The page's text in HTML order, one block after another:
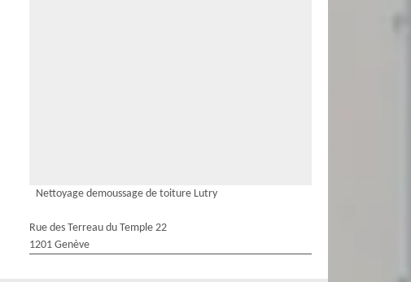
Nettoyage demoussage de toiture Lutry
Rue des Terreau du Temple 22
1201 Genève